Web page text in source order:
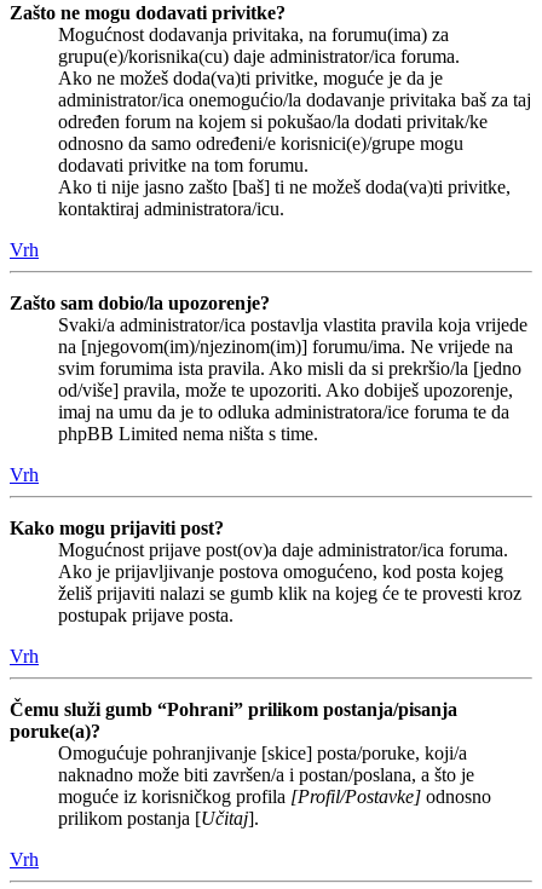
Zašto ne mogu dodavati privitke?
Mogućnost dodavanja privitaka, na forumu(ima) za
grupu(e)/korisnika(cu) daje administrator/ica foruma.
Ako ne možeš doda(va)ti privitke, moguće je da je
administrator/ica onemogućio/la dodavanje privitaka baš za taj
određen forum na kojem si pokušao/la dodati privitak/ke
odnosno da samo određeni/e korisnici(e)/grupe mogu
dodavati privitke na tom forumu.
Ako ti nije jasno zašto [baš] ti ne možeš doda(va)ti privitke,
kontaktiraj administratora/icu.
Vrh
Zašto sam dobio/la upozorenje?
Svaki/a administrator/ica postavlja vlastita pravila koja vrijede
na [njegovom(im)/njezinom(im)] forumu/ima. Ne vrijede na
svim forumima ista pravila. Ako misli da si prekršio/la [jedno
od/više] pravila, može te upozoriti. Ako dobiješ upozorenje,
imaj na umu da je to odluka administratora/ice foruma te da
phpBB Limited nema ništa s time.
Vrh
Kako mogu prijaviti post?
Mogućnost prijave post(ov)a daje administrator/ica foruma.
Ako je prijavljivanje postova omogućeno, kod posta kojeg
želiš prijaviti nalazi se gumb klik na kojeg će te provesti kroz
postupak prijave posta.
Vrh
Čemu služi gumb “Pohrani” prilikom postanja/pisanja
poruke(a)?
Omogućuje pohranjivanje [skice] posta/poruke, koji/a
naknadno može biti završen/a i postan/poslana, a što je
moguće iz korisničkog profila [Profil/Postavke] odnosno
prilikom postanja [Učitaj].
Vrh